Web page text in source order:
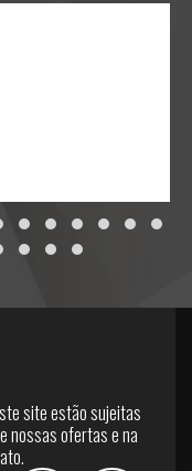
site estão sujeitas
nossas ofertas e na